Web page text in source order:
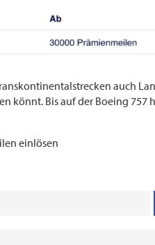
auch
könnt. Bis auf der Boeing